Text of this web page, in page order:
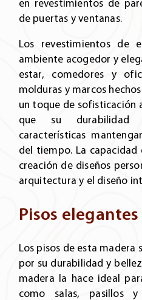
de puertas y ventanas.
Los revestimientos de
ambiente acogedor y
estar, comedores y
molduras y marcos
un toque de sofisticación
que su durabilidad
características
del tiempo. La
creación de diseños
arquitectura y el diseño
Pisos
Los pisos de esta
por su durabilidad y
madera la hace ideal
como salas, pasillos